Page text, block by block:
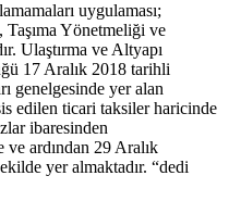
uygulaması;
Yönetmeliği ve
Ulaştırma ve Altyapı
17 Aralık 2018 tarihli
genelgesinde yer alan
edilen ticari taksiler haricinde
ibaresinden
ardından 29 Aralık
yer almaktadır. “dedi